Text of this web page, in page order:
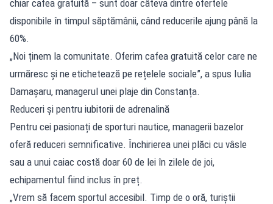
chiar cafea gratuită – sunt doar câteva dintre ofertele
disponibile în timpul săptămânii, când reducerile ajung până la
60%.
„Noi ținem la comunitate. Oferim cafea gratuită celor care ne
urmăresc și ne etichetează pe rețelele sociale”, a spus Iulia
Damașaru, managerul unei plaje din Constanța.
Reduceri și pentru iubitorii de adrenalină
Pentru cei pasionați de sporturi nautice, managerii bazelor
oferă reduceri semnificative. Închirierea unei plăci cu vâsle
sau a unui caiac costă doar 60 de lei în zilele de joi,
echipamentul fiind inclus în preț.
„Vrem să facem sportul accesibil. Timp de o oră, turiștii